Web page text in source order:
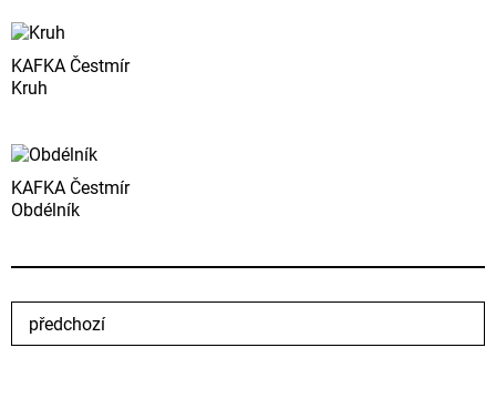
KAFKA Čestmír
Kruh
KAFKA Čestmír
Obdélník
předchozí